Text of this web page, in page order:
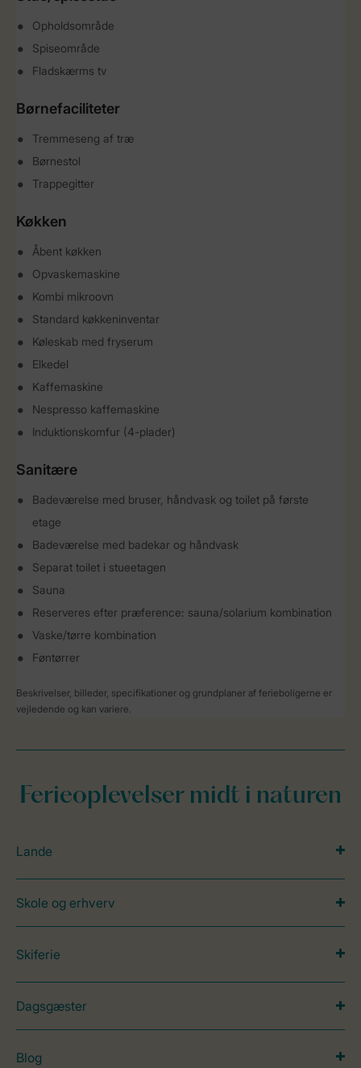
Opholdsområde
Spiseområde
Fladskærms tv
Børnefaciliteter
Tremmeseng af træ
Børnestol
Trappegitter
Køkken
Åbent køkken
Opvaskemaskine
Kombi mikroovn
Standard køkkeninventar
Køleskab med fryserum
Elkedel
Kaffemaskine
Nespresso kaffemaskine
Induktionskomfur (4-plader)
Sanitære
Badeværelse med bruser, håndvask og toilet på første
etage
Badeværelse med badekar og håndvask
Separat toilet i stueetagen
Sauna
Reserveres efter præference: sauna/solarium kombination
Vaske/tørre kombination
Føntørrer
Beskrivelser, billeder, specifikationer og grundplaner af ferieboligerne er
vejledende og kan variere.
Ferieoplevelser midt i naturen
Lande
Skole og erhverv
Skiferie
Dagsgæster
Blog